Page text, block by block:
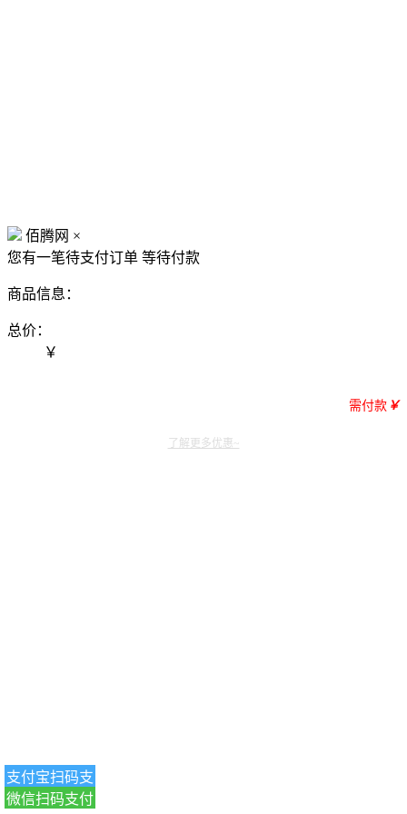
佰腾网 ×
您有一笔待支付订单 等待付款
商品信息：
总价：
￥
需付款 ￥
支付宝扫码支
付
微信扫码支付
了解更多优惠~